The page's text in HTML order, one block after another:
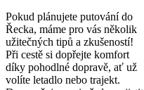
Pokud plánujete putování do
Řecka, máme pro vás několik
užitečných tipů a zkušeností!
Při cestě si dopřejte komfort
díky pohodlné dopravě, ať už
volíte letadlo nebo trajekt.